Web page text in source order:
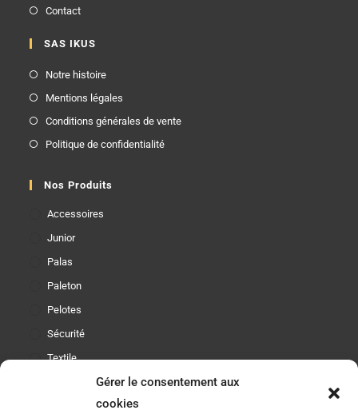
Gérer le consentement aux
cookies
Contact
SAS IKUS
Notre histoire
Mentions légales
Conditions générales de vente
Politique de confidentialité
Nos Produits
Accessoires
Junior
Palas
Paleton
Pelotes
Sécurité
Textile
Etre Informé